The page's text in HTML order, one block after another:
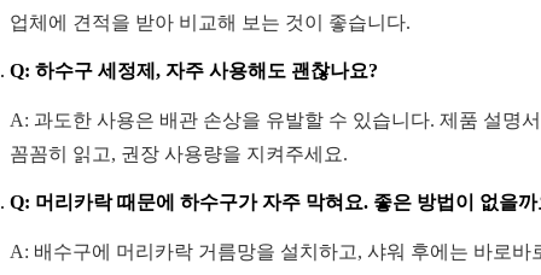
업체에 견적을 받아 비교해 보는 것이 좋습니다.
Q: 하수구 세정제, 자주 사용해도 괜찮나요?
A: 과도한 사용은 배관 손상을 유발할 수 있습니다. 제품 설명
꼼꼼히 읽고, 권장 사용량을 지켜주세요.
Q: 머리카락 때문에 하수구가 자주 막혀요. 좋은 방법이 없을까
A: 배수구에 머리카락 거름망을 설치하고, 샤워 후에는 바로바